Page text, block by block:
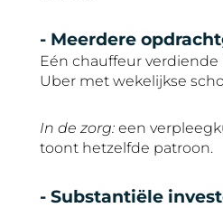
- Meerdere
Eén chauffeur verdiende
Uber met wekelijkse
In de zorg: een
toont hetzelfde patroon.
- Substantiële